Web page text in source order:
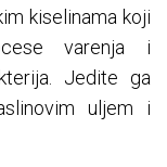
kiselinama koji
varenja i
Jedite ga
uljem i